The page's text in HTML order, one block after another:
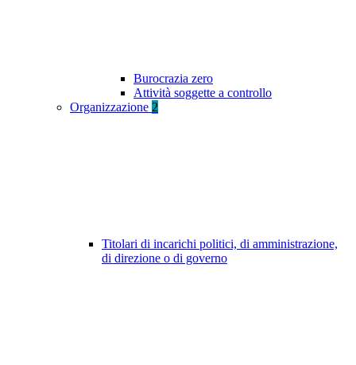
Burocrazia zero
Attività soggette a controllo
Organizzazione 2
Titolari di incarichi politici, di amministrazione,
di direzione o di governo